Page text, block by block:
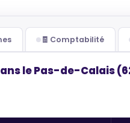
🧾 Comptabilité
le Pas-de-Calais